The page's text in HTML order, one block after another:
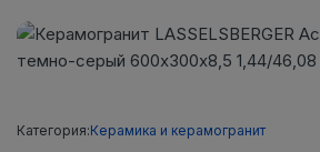
Категория:Керамика и керамогранит